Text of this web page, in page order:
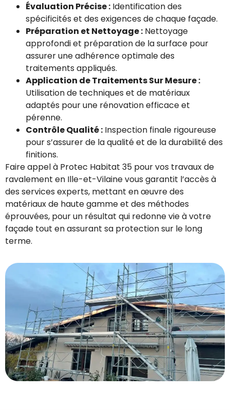
Évaluation Précise : Identification des
spécificités et des exigences de chaque façade.
Préparation et Nettoyage : Nettoyage
approfondi et préparation de la surface pour
assurer une adhérence optimale des
traitements appliqués.
Application de Traitements Sur Mesure :
Utilisation de techniques et de matériaux
adaptés pour une rénovation efficace et
pérenne.
Contrôle Qualité : Inspection finale rigoureuse
pour s’assurer de la qualité et de la durabilité des
finitions.
Faire appel à Protec Habitat 35 pour vos travaux de
ravalement en Ille-et-Vilaine vous garantit l’accès à
des services experts, mettant en œuvre des
matériaux de haute gamme et des méthodes
éprouvées, pour un résultat qui redonne vie à votre
façade tout en assurant sa protection sur le long
terme.